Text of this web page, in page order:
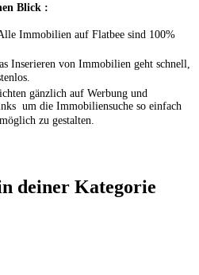
Blick :
Immobilien auf Flatbee sind 100%
Inserieren von Immobilien geht schnell,
gänzlich auf Werbung und
um die Immobiliensuche so einfach
zu gestalten.
deiner Kategorie